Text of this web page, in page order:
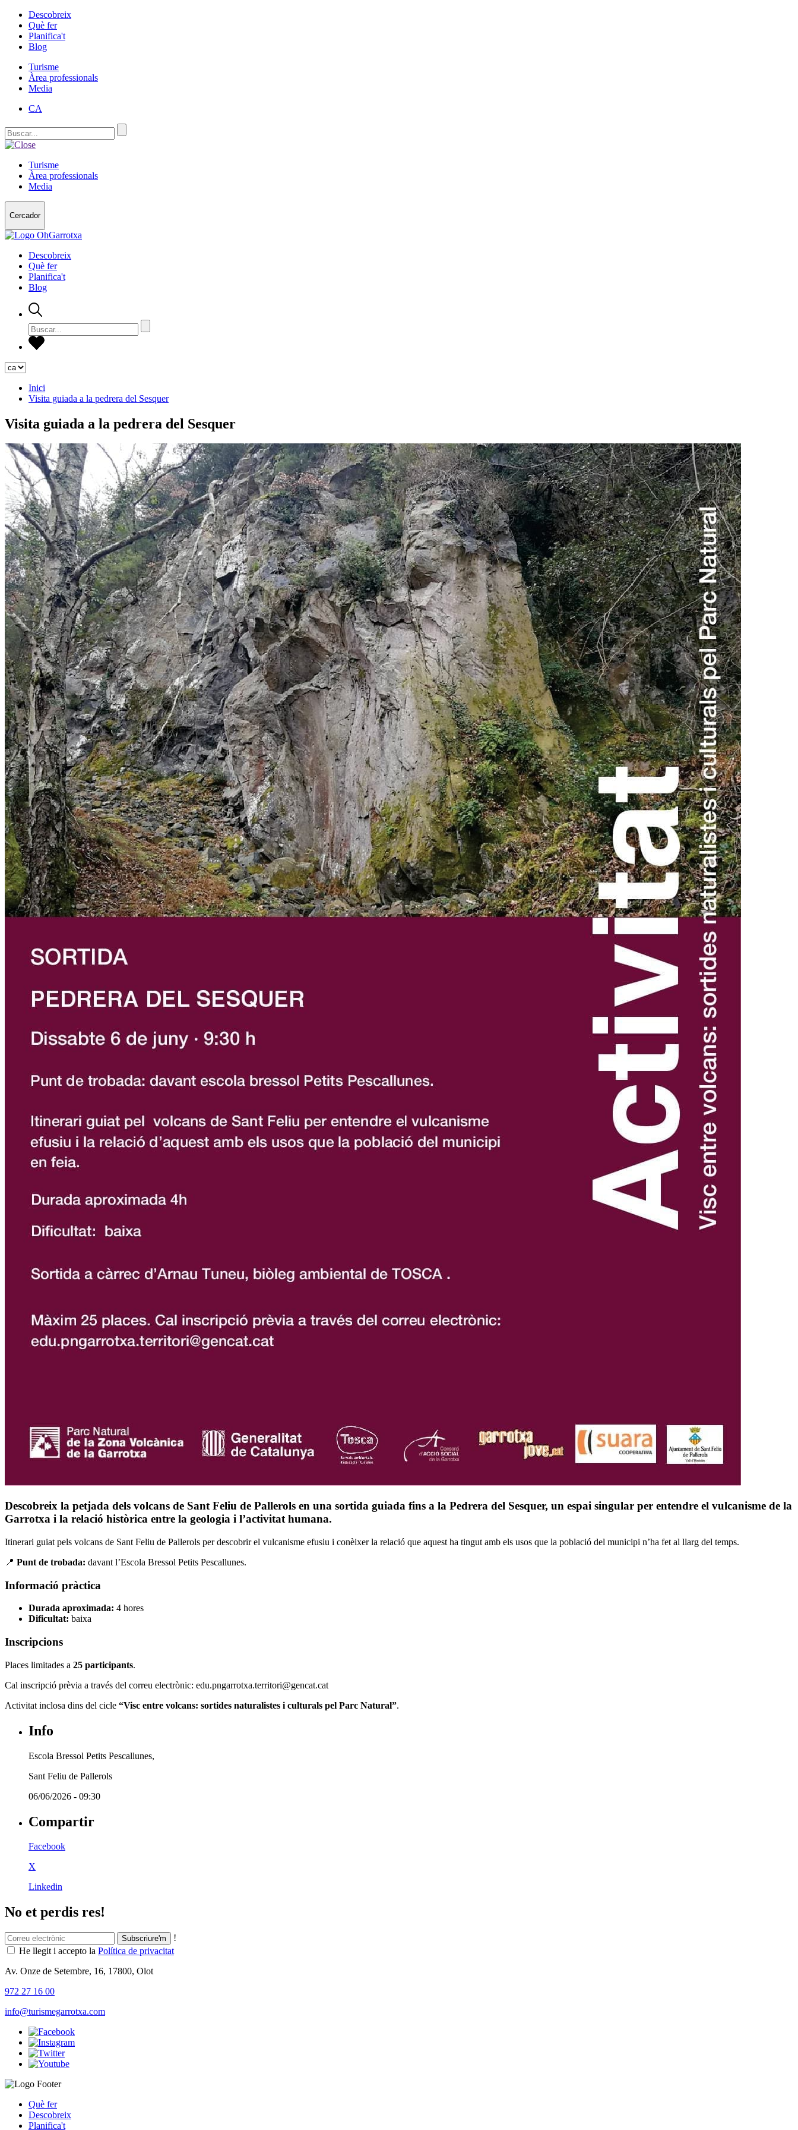
Descobreix
Què fer
Planifica't
Blog
Turisme
Àrea professionals
Media
CA
Turisme
Àrea professionals
Media
Cercador
Descobreix
Què fer
Planifica't
Blog
Inici
Visita guiada a la pedrera del Sesquer
Visita guiada a la pedrera del Sesquer
Descobreix la petjada dels volcans de Sant Feliu de Pallerols en una sortida guiada fins a la Pedrera del Sesquer, un espai singular per entendre el vulcanisme de la
Garrotxa i la relació històrica entre la geologia i l’activitat humana.
Itinerari guiat pels volcans de Sant Feliu de Pallerols per descobrir el vulcanisme efusiu i conèixer la relació que aquest ha tingut amb els usos que la població del municipi n’ha fet al llarg del temps.
📍 Punt de trobada: davant l’Escola Bressol Petits Pescallunes.
Informació pràctica
Durada aproximada: 4 hores
Dificultat: baixa
Inscripcions
Places limitades a 25 participants.
Cal inscripció prèvia a través del correu electrònic: edu.pngarrotxa.territori@gencat.cat
Activitat inclosa dins del cicle “Visc entre volcans: sortides naturalistes i culturals pel Parc Natural”.
Info
Escola Bressol Petits Pescallunes,
Sant Feliu de Pallerols
06/06/2026 - 09:30
Compartir
Facebook
X
Linkedin
No et perdis res!
!
He llegit i accepto la Política de privacitat
Av. Onze de Setembre, 16, 17800, Olot
972 27 16 00
info@turismegarrotxa.com
Què fer
Descobreix
Planifica't